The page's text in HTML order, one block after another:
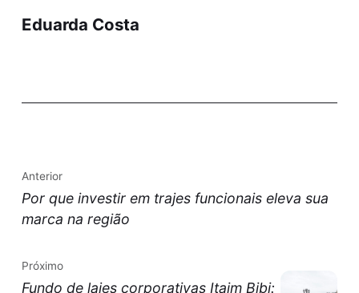
Eduarda Costa
Anterior
Por que investir em trajes funcionais eleva sua
marca na região
Próximo
Fundo de lajes corporativas Itaim Bibi: